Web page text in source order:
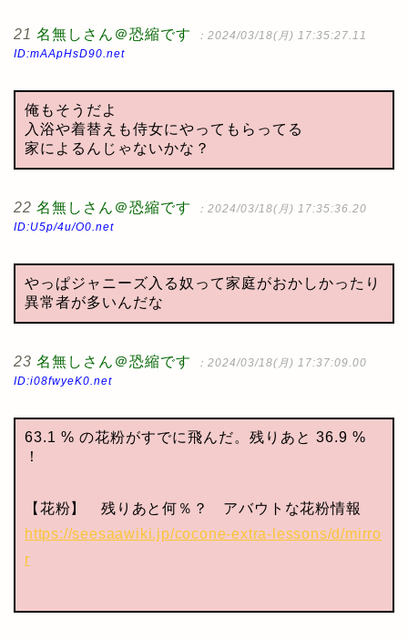
21 名無しさん＠恐縮です
：2024/03/18(月) 17:35:27.11
ID:mAApHsD90.net
俺もそうだよ
入浴や着替えも侍女にやってもらってる
家によるんじゃないかな？
22 名無しさん＠恐縮です
：2024/03/18(月) 17:35:36.20
ID:U5p/4u/O0.net
やっぱジャニーズ入る奴って家庭がおかしかったり
異常者が多いんだな
23 名無しさん＠恐縮です
：2024/03/18(月) 17:37:09.00
ID:i08fwyeK0.net
63.1 % の花粉がすでに飛んだ。残りあと 36.9 %
！
【花粉】 残りあと何％？ アバウトな花粉情報
https://seesaawiki.jp/cocone-extra-lessons/d/mirro
r